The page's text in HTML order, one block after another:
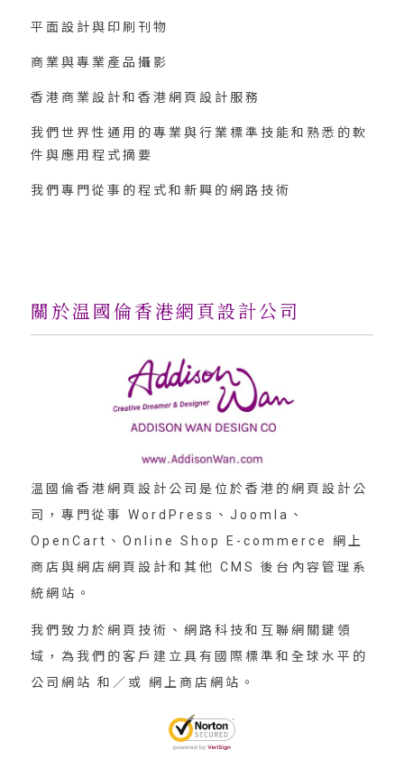
平面設計與印刷刊物
商業與專業產品攝影
香港商業設計和香港網頁設計服務
我們世界性通用的專業與行業標準技能和熟悉的軟
件與應用程式摘要
我們專門從事的程式和新興的網路技術
關於温國倫香港網頁設計公司
温國倫香港網頁設計公司是位於香港的網頁設計公
司，專門從事 WordPress、Joomla、
OpenCart、Online Shop E-commerce 網上
商店與網店網頁設計和其他 CMS 後台內容管理系
統網站。
我們致力於網頁技術、網路科技和互聯網關鍵領
域，為我們的客戶建立具有國際標準和全球水平的
公司網站 和／或 網上商店網站。